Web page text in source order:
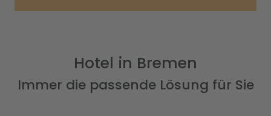
Hotel in Bremen
Immer die passende Lösung für Sie